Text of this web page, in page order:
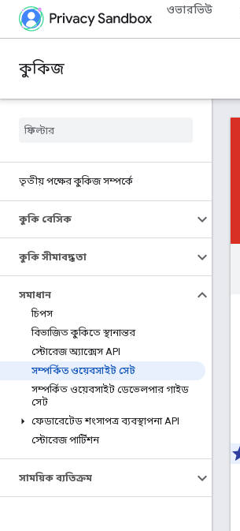
ওভারভিউ
কুকিজ
তৃতীয় পক্ষের কুকিজ সম্পর্কে
কুকি বেসিক
কুকি সীমাবদ্ধতা
সমাধান
চিপস
বিভাজিত কুকিতে স্থানান্তর
স্টোরেজ অ্যাক্সেস API
সম্পর্কিত ওয়েবসাইট সেট
সম্পর্কিত ওয়েবসাইট ডেভেলপার গাইড
সেট
ফেডারেটেড শংসাপত্র ব্যবস্থাপনা API
স্টোরেজ পার্টিশন
সাময়িক ব্যতিক্রম